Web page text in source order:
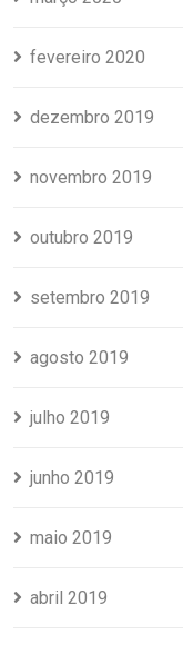
fevereiro 2020
dezembro 2019
novembro 2019
outubro 2019
setembro 2019
agosto 2019
julho 2019
junho 2019
maio 2019
abril 2019